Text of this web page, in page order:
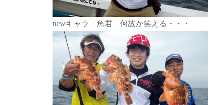
newキャラ 魚君 何故か笑える・・・